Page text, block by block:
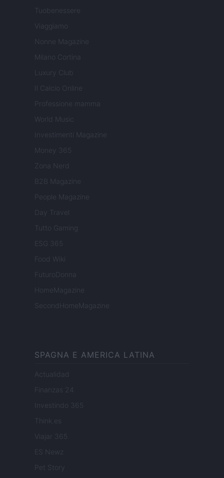
Tuobenessere
Viaggiamo
Nonne Magazine
Milano Cortina
Luxury Club
Il Calcio Online
Professione mamma
World Music
Investimenti Magazine
Money 365
Zona Nerd
B2B Magazine
People Magazine
Day Travel
Tutto Gaming
ESG 365
Food Wiki
FuturoDonna
HomeMagazine
SecondHomeMagazine
SPAGNA E AMERICA LATINA
Actualidad
Finanzas 24
Investindo 365
Think.es
Viajar 365
ES Newz
Pet Story